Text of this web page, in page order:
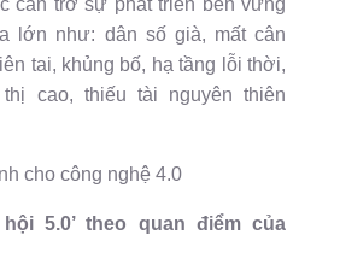
cản trở sự phát triển bền vững
lớn như: dân số già, mất cân
tai, khủng bố, hạ tầng lỗi thời,
cao, thiếu tài nguyên thiên
5.0’ theo quan điểm của